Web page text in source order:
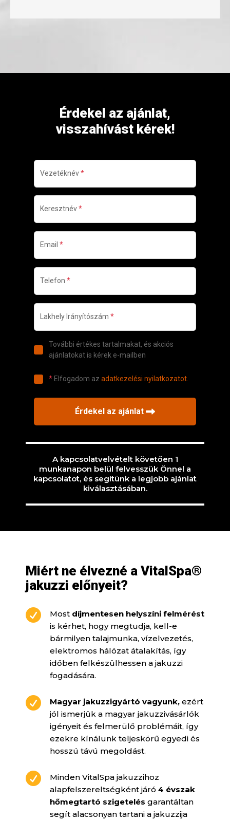
Érdekel az ajánlat,
visszahívást kérek!
A kapcsolatvelvételt követően 1
munkanapon belül felvesszük Önnel a
kapcsolatot, és segítünk a legjobb ajánlat
kiválasztásában.
Miért ne élvezné a VitalSpa®
jakuzzi előnyeit?

Most díjmentesen helyszíni felmérést
is kérhet, hogy megtudja, kell-e
bármilyen talajmunka, vízelvezetés,
elektromos hálózat átalakítás, így
időben felkészülhessen a jakuzzi
fogadására.
 Magyar jakuzzigyártó vagyunk, ezért
jól ismerjük a magyar jakuzzivásárlók
igényeit és felmerülő problémáit, így
ezekre kínálunk teljeskörű egyedi és
hosszú távú megoldást.

Minden VitalSpa jakuzzihoz
alapfelszereltségként járó 4 évszak
hőmegtartó szigetelés garantáltan
segít alacsonyan tartani a jakuzzija